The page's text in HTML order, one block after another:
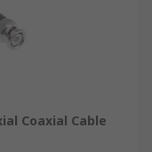
Coaxial Cable